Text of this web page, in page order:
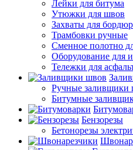
Лейки для битума
Утюжки для швов
Захваты для
Трамбовки ручные
Сменное полотно
Оборудование для
Тележки для
Ручные заливщики
Битумные
Бензорезы
Бетонорезы